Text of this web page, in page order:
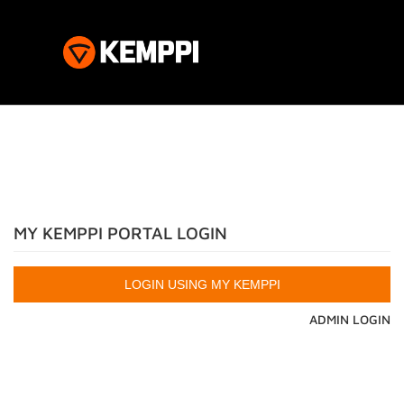
MY KEMPPI PORTAL LOGIN
ADMIN LOGIN